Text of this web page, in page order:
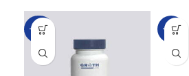
-35% -18%